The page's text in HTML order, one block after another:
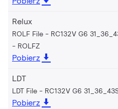
Relux
ROLF File - RC132V G6
ROLFZ
Pobierz
LDT
LDT File - RC132V G6
Pobierz